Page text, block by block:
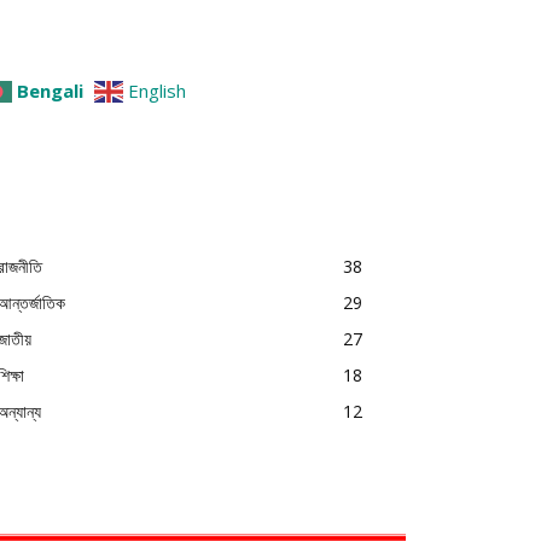
Bengali English
38
29
27
18
12